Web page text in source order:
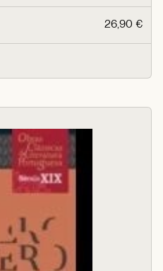
26,90 €